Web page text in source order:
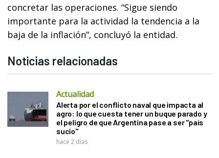
concretar las operaciones. “Sigue siendo
importante para la actividad la tendencia a la
baja de la inflación”, concluyó la entidad.
Noticias relacionadas
Actualidad
Alerta por el conflicto naval que impacta al
agro: lo que cuesta tener un buque parado y
el peligro de que Argentina pase a ser "país
sucio"
hace 2 días